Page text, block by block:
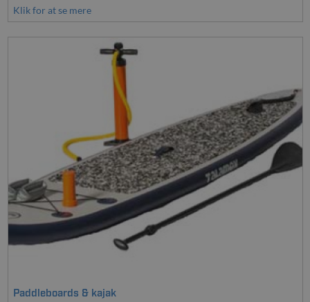
Klik for at se mere
Paddleboards & kajak